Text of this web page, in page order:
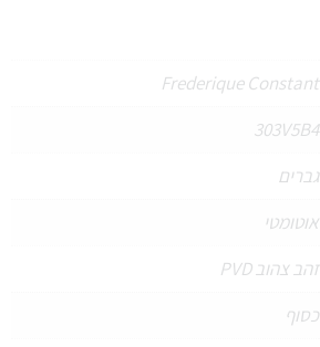
Frederique Constant
303V5B4
גברים
אוטומטי
זהב צהוב PVD
כסוף